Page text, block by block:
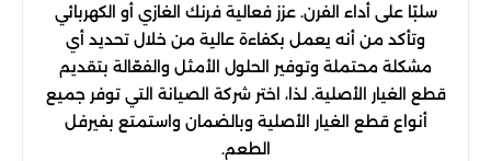
سلبًا على أداء الفرن. عزز فعالية فرنك الغازي أو الكهربائي
وتأكد من أنه يعمل بكفاءة عالية من خلال تحديد أي
مشكلة محتملة وتوفير الحلول الأمثل والفعّالة بتقديم
قطع الغيار الأصلية. لذا، اختر شركة الصيانة التي توفر جميع
أنواع قطع الغيار الأصلية وبالضمان واستمتع بفيرفل
الطعم.